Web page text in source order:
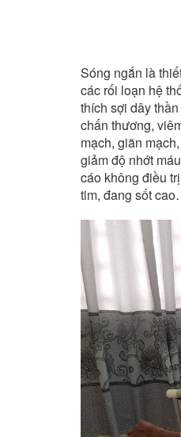
Sóng ngắn là
các rối loạn hệ
thích sợi dây
chấn thương,
mạch, giãn
giảm độ nhớt
cáo không điều
tim, đang sốt